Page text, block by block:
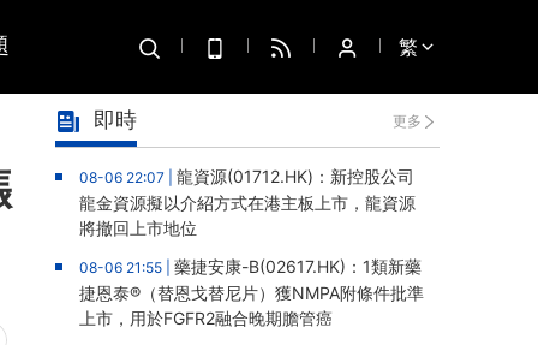
繁
即時 更多
08-06 22:07 | 龍資源(01712.HK)：新控股公司
龍金資源擬以介紹方式在港主板上市，龍資源
將撤回上市地位
08-06 21:55 | 藥捷安康-B(02617.HK)：1類新藥
捷恩泰®（替恩戈替尼片）獲NMPA附條件批準
上市，用於FGFR2融合晚期膽管癌